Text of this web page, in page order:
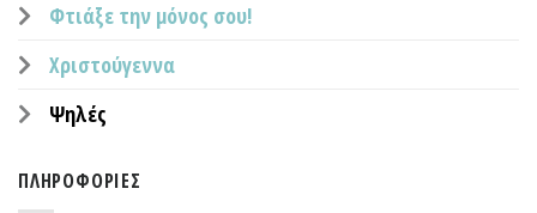
Φτιάξε την μόνος σου!
Χριστούγεννα
Ψηλές
ΠΛΗΡΟΦΟΡΊΕΣ